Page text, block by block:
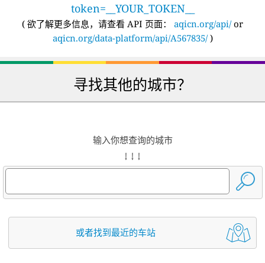
token=__YOUR_TOKEN__
( 欲了解更多信息，请查看 API 页面： aqicn.org/api/or
aqicn.org/data-platform/api/A567835/)
寻找其他的城市？
输入你想查询的城市
↓ ↓ ↓
或者找到最近的车站